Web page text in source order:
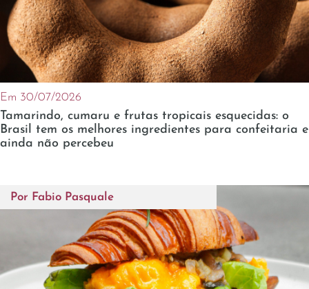
Em 30/07/2026
Tamarindo, cumaru e frutas tropicais esquecidas: o
Brasil tem os melhores ingredientes para confeitaria e
ainda não percebeu
Por Fabio Pasquale